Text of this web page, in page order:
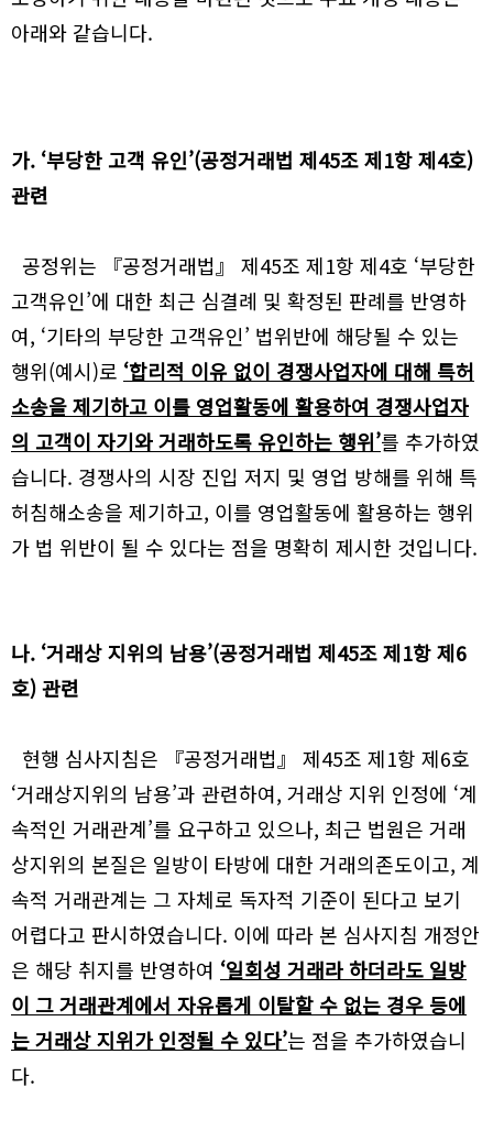
아래와 같습니다.
가. ‘부당한 고객 유인’(공정거래법 제45조 제1항 제4호)
관련
공정위는 『공정거래법』 제45조 제1항 제4호 ‘부당한
고객유인’에 대한 최근 심결례 및 확정된 판례를 반영하
여, ‘기타의 부당한 고객유인’ 법위반에 해당될 수 있는
행위(예시)로 ‘합리적 이유 없이 경쟁사업자에 대해 특허
소송을 제기하고 이를 영업활동에 활용하여 경쟁사업자
의 고객이 자기와 거래하도록 유인하는 행위’를 추가하였
습니다. 경쟁사의 시장 진입 저지 및 영업 방해를 위해 특
허침해소송을 제기하고, 이를 영업활동에 활용하는 행위
가 법 위반이 될 수 있다는 점을 명확히 제시한 것입니다.
나. ‘거래상 지위의 남용’(공정거래법 제45조 제1항 제6
호) 관련
현행 심사지침은 『공정거래법』 제45조 제1항 제6호
‘거래상지위의 남용’과 관련하여, 거래상 지위 인정에 ‘계
속적인 거래관계’를 요구하고 있으나, 최근 법원은 거래
상지위의 본질은 일방이 타방에 대한 거래의존도이고, 계
속적 거래관계는 그 자체로 독자적 기준이 된다고 보기
어렵다고 판시하였습니다. 이에 따라 본 심사지침 개정안
은 해당 취지를 반영하여 ‘일회성 거래라 하더라도 일방
이 그 거래관계에서 자유롭게 이탈할 수 없는 경우 등에
는 거래상 지위가 인정될 수 있다’는 점을 추가하였습니
다.